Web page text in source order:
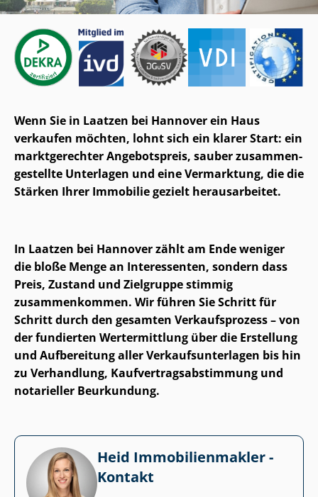
Wenn Sie in Laatzen bei Hannover ein Haus
verkaufen möchten, lohnt sich ein klarer Start: ein
marktgerechter Angebotspreis, sauber zu­sam­men­
ge­stell­te Unterlagen und eine Vermarktung, die die
Stärken Ihrer Immobilie gezielt herausarbeitet.
In Laatzen bei Hannover zählt am Ende weniger
die bloße Menge an Interessenten, sondern dass
Preis, Zustand und Zielgruppe stimmig
zusammenkommen. Wir führen Sie Schritt für
Schritt durch den gesamten Verkaufsprozess – von
der fundierten Wertermittlung über die Erstellung
und Aufbereitung aller Ver­kaufs­un­ter­la­gen bis hin
zu Verhandlung, Kauf­ver­trags­ab­stim­mung und
notarieller Beurkundung.
Heid Im­mo­bi­li­en­mak­ler -
Kontakt